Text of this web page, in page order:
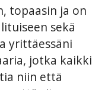
topaasin ja on
sekä
yrittäessäni
jotka kaikki
niin että